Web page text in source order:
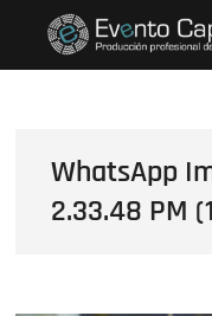
contenido
WhatsApp
2.33.48 PM